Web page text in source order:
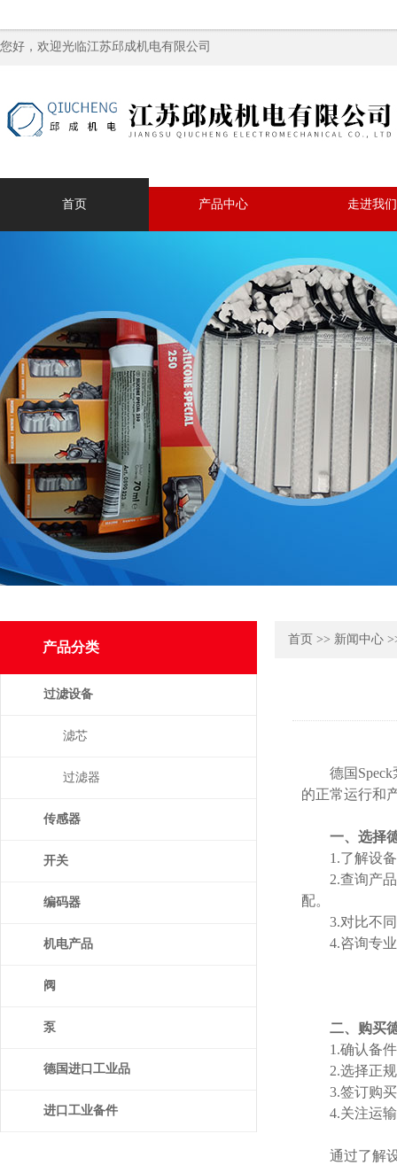
您好，欢迎光临江苏邱成机电有限公司
首页 产品中心 走进我们
产品分类
过滤设备
滤芯
过滤器
传感器
开关
编码器
机电产品
阀
泵
德国进口工业品
进口工业备件
首页 >> 新闻中心
德国Speck泵
的正常运行和
一、选择
1.了解设备
2.查询产品
配。
3.对比不同
4.咨询专业
二、购买
1.确认备件
2.选择正规
3.签订购买
4.关注运输
通过了解设